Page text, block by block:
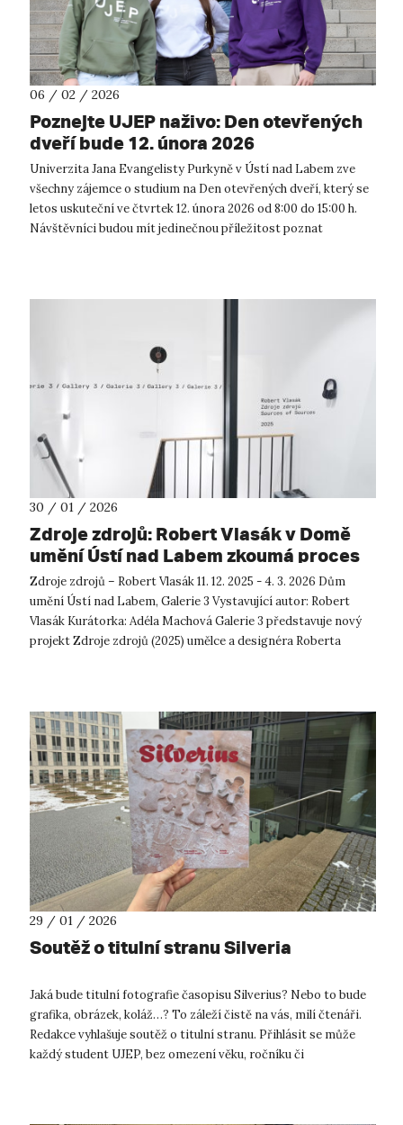
06 / 02 / 2026
Poznejte UJEP naživo: Den otevřených
dveří bude 12. února 2026
Univerzita Jana Evangelisty Purkyně v Ústí nad Labem zve
všechny zájemce o studium na Den otevřených dveří, který se
letos uskuteční ve čtvrtek 12. února 2026 od 8:00 do 15:00 h.
Návštěvníci budou mít jedinečnou příležitost poznat
30 / 01 / 2026
Zdroje zdrojů: Robert Vlasák v Domě
umění Ústí nad Labem zkoumá proces
vzniku a proměny zvuku
Zdroje zdrojů – Robert Vlasák 11. 12. 2025 - 4. 3. 2026 Dům
umění Ústí nad Labem, Galerie 3 Vystavující autor: Robert
Vlasák Kurátorka: Adéla Machová Galerie 3 představuje nový
projekt Zdroje zdrojů (2025) umělce a designéra Roberta
29 / 01 / 2026
Soutěž o titulní stranu Silveria
Jaká bude titulní fotografie časopisu Silverius? Nebo to bude
grafika, obrázek, koláž…? To záleží čistě na vás, milí čtenáři.
Redakce vyhlašuje soutěž o titulní stranu. Přihlásit se může
každý student UJEP, bez omezení věku, ročníku či